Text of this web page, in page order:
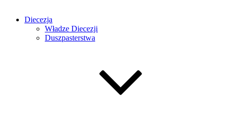
Diecezja
Władze Diecezji
Duszpasterstwa